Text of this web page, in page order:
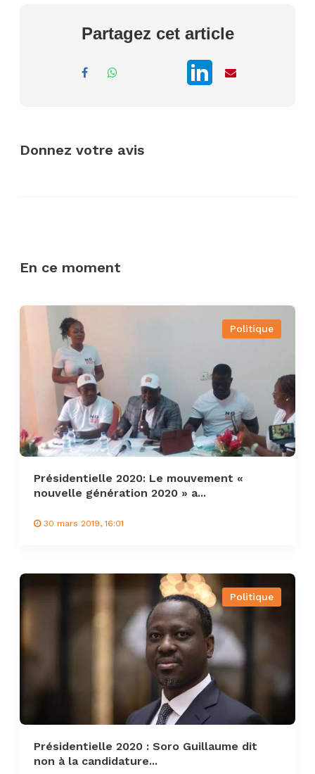
Partagez cet article
Donnez votre avis
En ce moment
Politique
Présidentielle 2020: Le mouvement «
nouvelle génération 2020 » a...
30 mars 2019, 16:01
Politique
Présidentielle 2020 : Soro Guillaume dit
non à la candidature...